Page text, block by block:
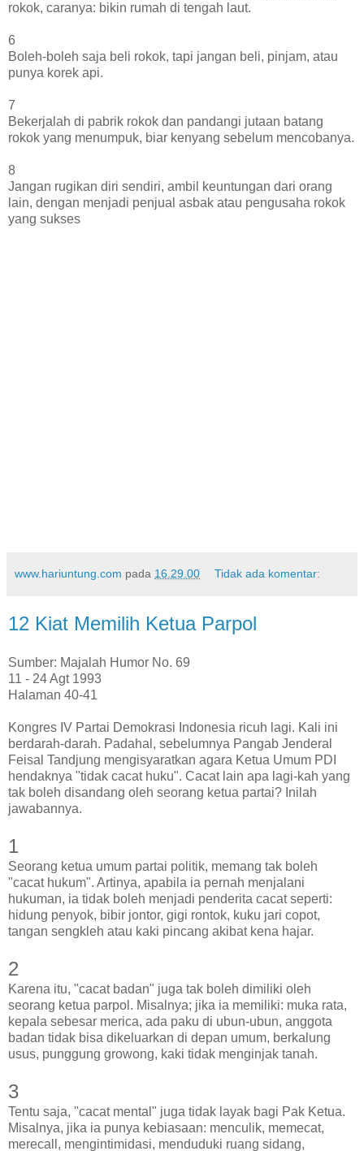
rokok, caranya: bikin rumah di tengah laut.
6
Boleh-boleh saja beli rokok, tapi jangan beli, pinjam, atau
punya korek api.
7
Bekerjalah di pabrik rokok dan pandangi jutaan batang
rokok yang menumpuk, biar kenyang sebelum mencobanya.
8
Jangan rugikan diri sendiri, ambil keuntungan dari orang
lain, dengan menjadi penjual asbak atau pengusaha rokok
yang sukses
www.hariuntung.com pada 16.29.00 Tidak ada komentar:
12 Kiat Memilih Ketua Parpol
Sumber: Majalah Humor No. 69
11 - 24 Agt 1993
Halaman 40-41
Kongres IV Partai Demokrasi Indonesia ricuh lagi. Kali ini
berdarah-darah. Padahal, sebelumnya Pangab Jenderal
Feisal Tandjung mengisyaratkan agara Ketua Umum PDI
hendaknya "tidak cacat huku". Cacat lain apa lagi-kah yang
tak boleh disandang oleh seorang ketua partai? Inilah
jawabannya.
1
Seorang ketua umum partai politik, memang tak boleh
"cacat hukum". Artinya, apabila ia pernah menjalani
hukuman, ia tidak boleh menjadi penderita cacat seperti:
hidung penyok, bibir jontor, gigi rontok, kuku jari copot,
tangan sengkleh atau kaki pincang akibat kena hajar.
2
Karena itu, "cacat badan" juga tak boleh dimiliki oleh
seorang ketua parpol. Misalnya; jika ia memiliki: muka rata,
kepala sebesar merica, ada paku di ubun-ubun, anggota
badan tidak bisa dikeluarkan di depan umum, berkalung
usus, punggung growong, kaki tidak menginjak tanah.
3
Tentu saja, "cacat mental" juga tidak layak bagi Pak Ketua.
Misalnya, jika ia punya kebiasaan: menculik, memecat,
merecall, mengintimidasi, menduduki ruang sidang,